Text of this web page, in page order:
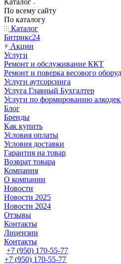
Каталог
По всему сайту
По каталогу
Каталог
Битрикс24
Акции
Услуги
Ремонт и обслуживание ККТ
Ремонт и поверка весового
Услуги аутсорсинга
Услуга Главный Бухгалтер
Услуги по формированию
Блог
Бренды
Как купить
Условия оплаты
Условия доставки
Гарантия на товар
Возврат товара
Компания
О компании
Новости
Новости 2025
Новости 2024
Отзывы
Контакты
Лицензии
Контакты
+7 (950) 170-55-77
+7 (950) 170-55-77